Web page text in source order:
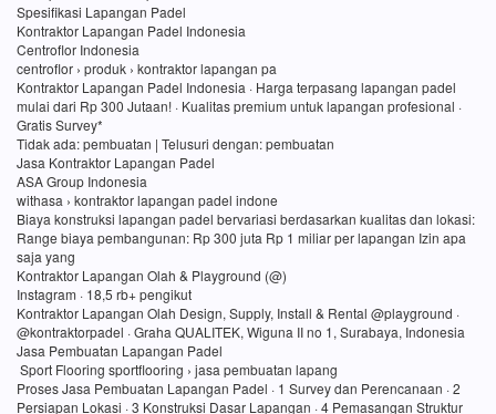
Spesifikasi Lapangan Padel
Kontraktor Lapangan Padel Indonesia
Centroflor Indonesia
centroflor › produk › kontraktor lapangan pa
Kontraktor Lapangan Padel Indonesia · Harga terpasang lapangan padel
mulai dari Rp 300 Jutaan! · Kualitas premium untuk lapangan profesional ·
Gratis Survey*
Tidak ada: pembuatan ‎| Telusuri dengan: pembuatan
Jasa Kontraktor Lapangan Padel
ASA Group Indonesia
withasa › kontraktor lapangan padel indone
Biaya konstruksi lapangan padel bervariasi berdasarkan kualitas dan lokasi:
Range biaya pembangunan: Rp 300 juta Rp 1 miliar per lapangan Izin apa
saja yang
Kontraktor Lapangan Olah & Playground (@)
Instagram · 18,5 rb+ pengikut
Kontraktor Lapangan Olah Design, Supply, Install & Rental @playground ·
@kontraktorpadel · Graha QUALITEK, Wiguna II no 1, Surabaya, Indonesia
Jasa Pembuatan Lapangan Padel
Sport Flooring sportflooring › jasa pembuatan lapang
Proses Jasa Pembuatan Lapangan Padel · 1 Survey dan Perencanaan · 2
Persiapan Lokasi · 3 Konstruksi Dasar Lapangan · 4 Pemasangan Struktur